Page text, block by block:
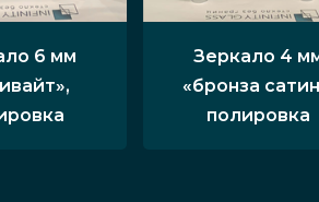
6 мм
Зеркало 4
«бронза
полировка